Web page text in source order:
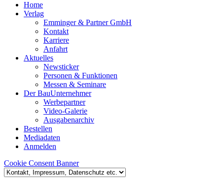
Home
Verlag
Emminger & Partner GmbH
Kontakt
Karriere
Anfahrt
Aktuelles
Newsticker
Personen & Funktionen
Messen & Seminare
Der BauUnternehmer
Werbepartner
Video-Galerie
Ausgabenarchiv
Bestellen
Mediadaten
Anmelden
Cookie Consent Banner